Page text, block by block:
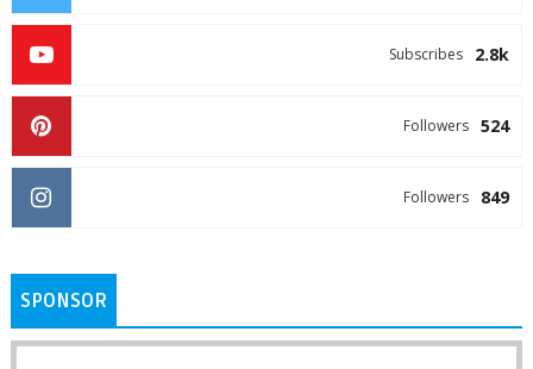
2.8k
Subscribes
524
Followers
849
Followers
SPONSOR